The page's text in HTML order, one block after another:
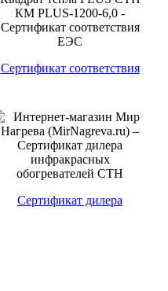
Сертификат соответствия
Сертификат дилера